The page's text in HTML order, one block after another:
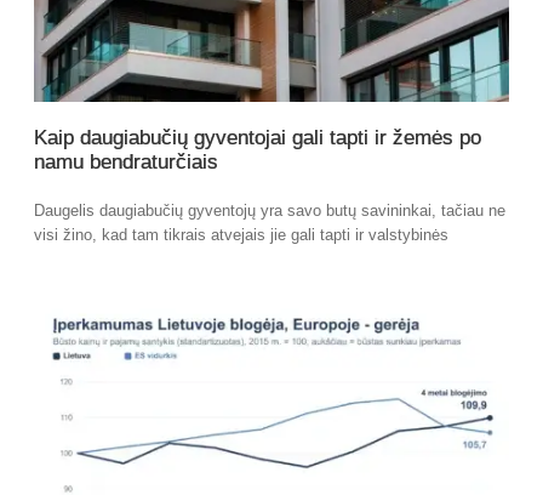
Kaip daugiabučių gyventojai gali tapti ir žemės po
namu bendraturčiais
Daugelis daugiabučių gyventojų yra savo butų savininkai, tačiau ne
visi žino, kad tam tikrais atvejais jie gali tapti ir valstybinės